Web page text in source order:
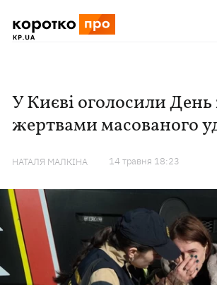
У Києві оголосили
жертвами масованого
НАТАЛЯ МАЛКІНА 14 травня 18:23